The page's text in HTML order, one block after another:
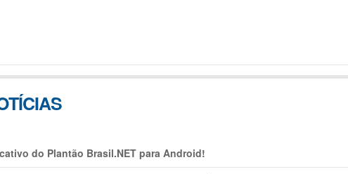
do Plantão Brasil.NET para Android!